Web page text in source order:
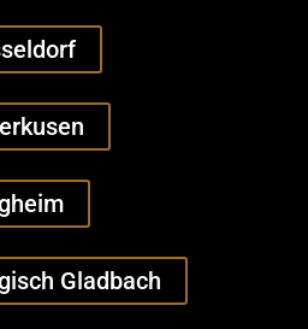
Gladbach